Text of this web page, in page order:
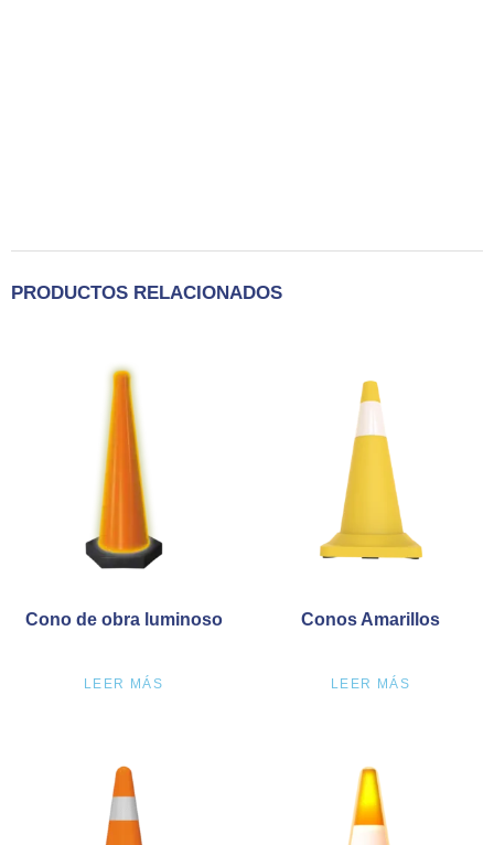
PRODUCTOS RELACIONADOS
Cono de obra luminoso
LEER MÁS
Conos Amarillos
LEER MÁS